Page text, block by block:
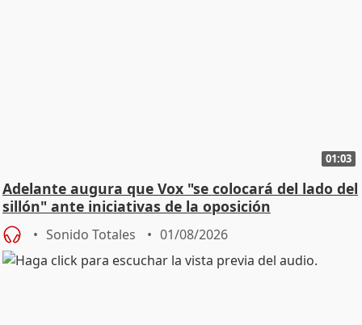
01:03
Adelante augura que Vox "se colocará del lado del
sillón" ante iniciativas de la oposición
Sonido Totales 01/08/2026